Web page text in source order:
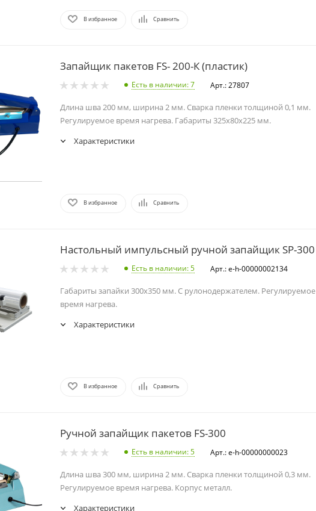
В избранное Сравнить
Запайщик пакетов FS- 200-К (пластик)
Есть в наличии: 7 Арт.: 27807
Длина шва 200 мм, ширина 2 мм. Сварка пленки толщиной 0,1 мм.
Регулируемое время нагрева. Габариты 325x80x225 мм.
Характеристики
В избранное Сравнить
Настольный импульсный ручной запайщик SP-300
Есть в наличии: 5 Арт.: e-h-00000002134
Габариты запайки 300х350 мм. С рулонодержателем. Регулируемое
время нагрева.
Характеристики
В избранное Сравнить
Ручной запайщик пакетов FS-300
Есть в наличии: 5 Арт.: e-h-00000000023
Длина шва 300 мм, ширина 2 мм. Сварка пленки толщиной 0,3 мм.
Регулируемое время нагрева. Корпус металл.
Характеристики